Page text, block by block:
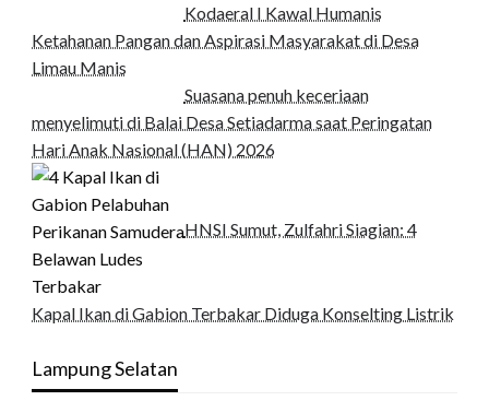
Kodaeral I Kawal Humanis
Ketahanan Pangan dan Aspirasi Masyarakat di Desa
Limau Manis
Suasana penuh keceriaan
menyelimuti di Balai Desa Setiadarma saat Peringatan
Hari Anak Nasional (HAN) 2026
HNSI Sumut, Zulfahri Siagian: 4
Kapal Ikan di Gabion Terbakar Diduga Konselting Listrik
Lampung Selatan